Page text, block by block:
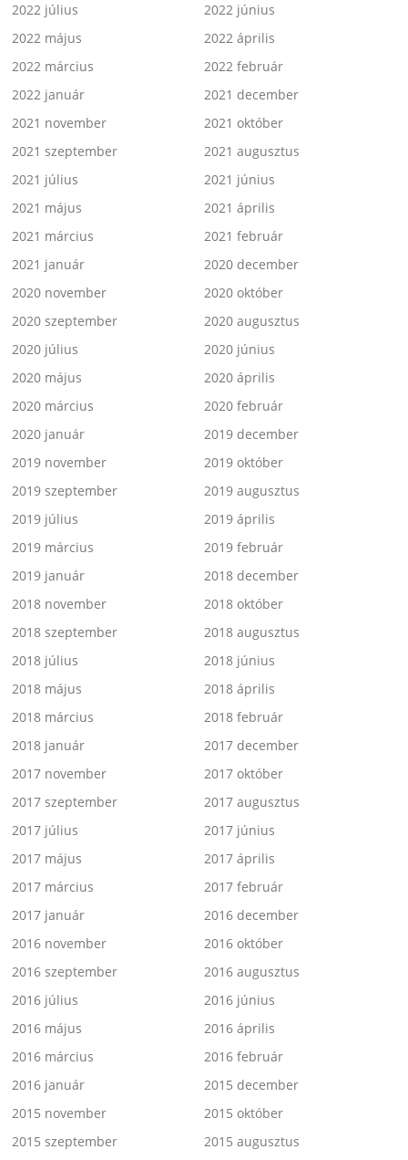
2022 július
2022 június
2022 május
2022 április
2022 március
2022 február
2022 január
2021 december
2021 november
2021 október
2021 szeptember
2021 augusztus
2021 július
2021 június
2021 május
2021 április
2021 március
2021 február
2021 január
2020 december
2020 november
2020 október
2020 szeptember
2020 augusztus
2020 július
2020 június
2020 május
2020 április
2020 március
2020 február
2020 január
2019 december
2019 november
2019 október
2019 szeptember
2019 augusztus
2019 július
2019 április
2019 március
2019 február
2019 január
2018 december
2018 november
2018 október
2018 szeptember
2018 augusztus
2018 július
2018 június
2018 május
2018 április
2018 március
2018 február
2018 január
2017 december
2017 november
2017 október
2017 szeptember
2017 augusztus
2017 július
2017 június
2017 május
2017 április
2017 március
2017 február
2017 január
2016 december
2016 november
2016 október
2016 szeptember
2016 augusztus
2016 július
2016 június
2016 május
2016 április
2016 március
2016 február
2016 január
2015 december
2015 november
2015 október
2015 szeptember
2015 augusztus